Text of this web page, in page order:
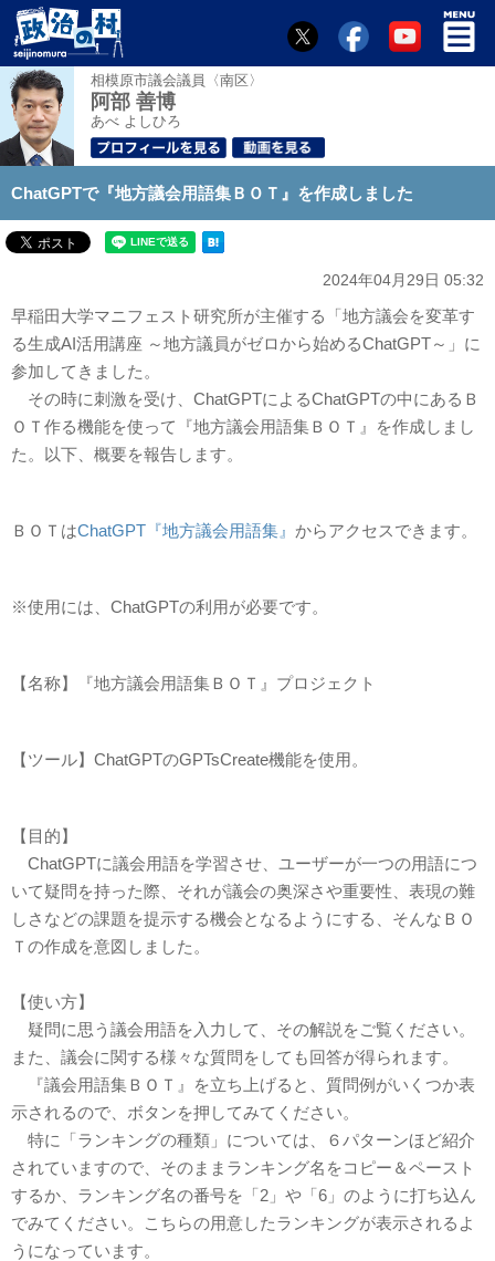
相模原市議会議員〈南区〉
阿部 善博
あべ よしひろ
ChatGPTで『地方議会用語集ＢＯＴ』を作成しました
2024年04月29日 05:32
早稲田大学マニフェスト研究所が主催する「地方議会を変革す
る生成AI活用講座 ～地方議員がゼロから始めるChatGPT～」に
参加してきました。
その時に刺激を受け、ChatGPTによるChatGPTの中にあるＢ
ＯＴ作る機能を使って『地方議会用語集ＢＯＴ』を作成しまし
た。以下、概要を報告します。
ＢＯＴはChatGPT『地方議会用語集』 からアクセスできます。
※使用には、ChatGPTの利用が必要です。
【名称】『地方議会用語集ＢＯＴ』プロジェクト
【ツール】ChatGPTのGPTsCreate機能を使用。
【目的】
ChatGPTに議会用語を学習させ、ユーザーが一つの用語につ
いて疑問を持った際、それが議会の奥深さや重要性、表現の難
しさなどの課題を提示する機会となるようにする、そんなＢＯ
Ｔの作成を意図しました。
【使い方】
疑問に思う議会用語を入力して、その解説をご覧ください。
また、議会に関する様々な質問をしても回答が得られます。
『議会用語集ＢＯＴ』を立ち上げると、質問例がいくつか表
示されるので、ボタンを押してみてください。
特に「ランキングの種類」については、６パターンほど紹介
されていますので、そのままランキング名をコピー＆ペースト
するか、ランキング名の番号を「2」や「6」のように打ち込ん
でみてください。こちらの用意したランキングが表示されるよ
うになっています。